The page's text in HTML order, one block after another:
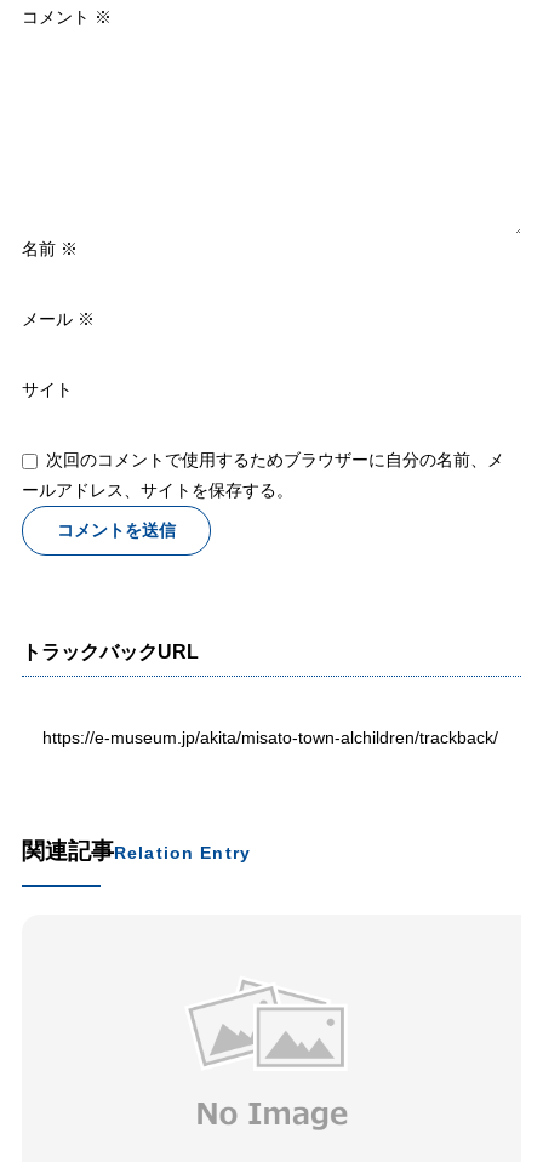
コメント ※
名前 ※
メール ※
サイト
次回のコメントで使用するためブラウザーに自分の名前、メ
ールアドレス、サイトを保存する。
トラックバックURL
https://e-museum.jp/akita/misato-town-alchildren/trackback/
関連記事Relation Entry